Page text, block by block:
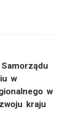
w
w
kraju